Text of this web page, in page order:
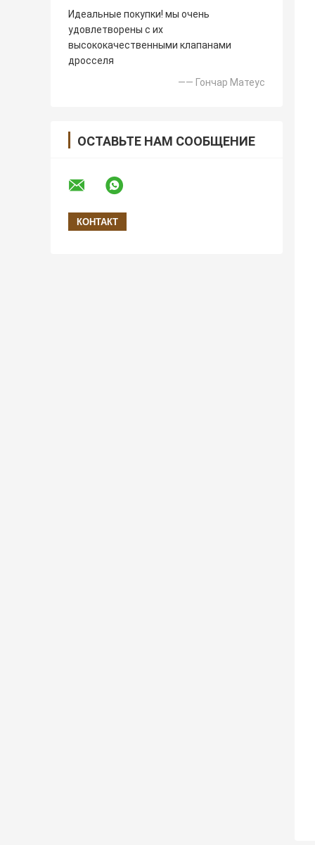
Идеальные покупки! мы очень
удовлетворены с их
высококачественными клапанами
дросселя
—— Гончар Матеус
ОСТАВЬТЕ НАМ СООБЩЕНИЕ